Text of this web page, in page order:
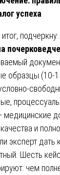
успеха
подчеркну:
образцы (10-
и
эксперт дать
Шесть
чем